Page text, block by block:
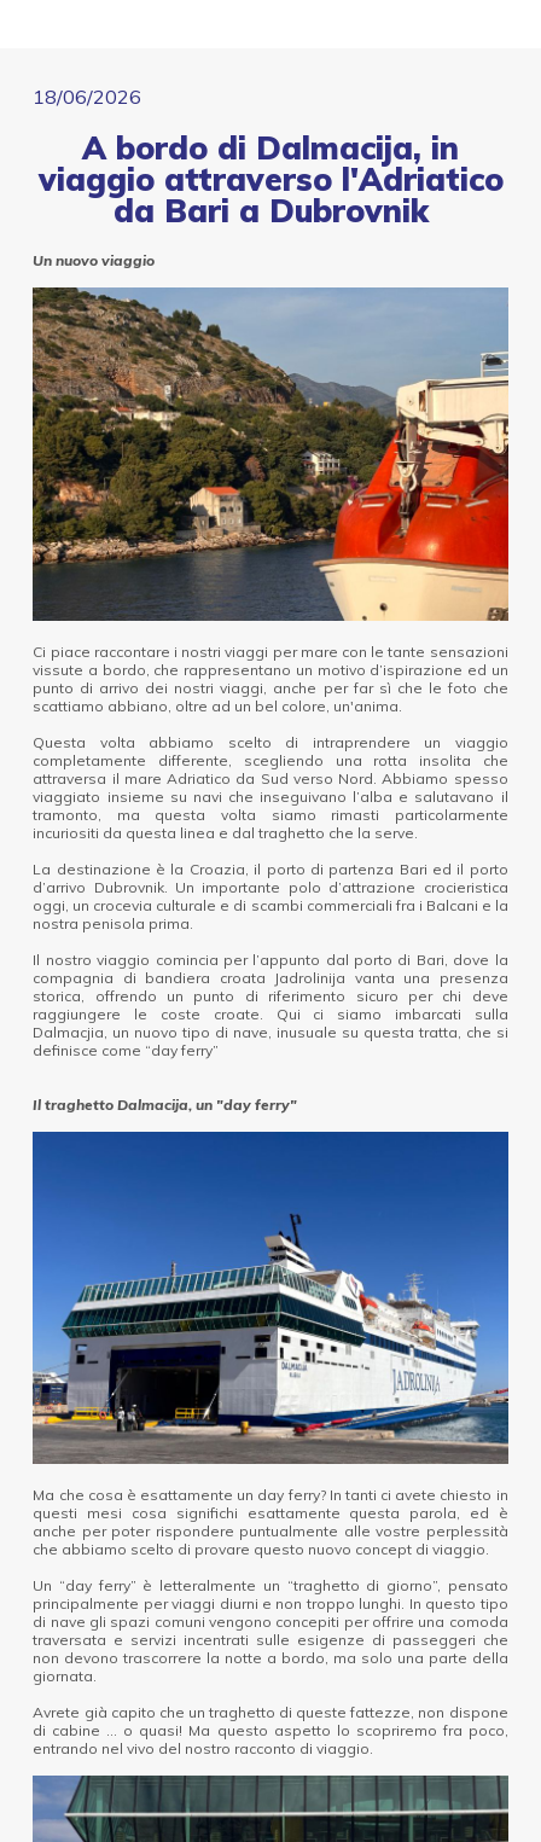
18/06/2026
A bordo di Dalmacija, in
viaggio attraverso l'Adriatico
da Bari a Dubrovnik
Un nuovo viaggio
Ci piace raccontare i nostri viaggi per mare con le tante sensazioni
vissute a bordo, che rappresentano un motivo d’ispirazione ed un
punto di arrivo dei nostri viaggi, anche per far sì che le foto che
scattiamo abbiano, oltre ad un bel colore, un'anima.
Questa volta abbiamo scelto di intraprendere un viaggio
completamente differente, scegliendo una rotta insolita che
attraversa il mare Adriatico da Sud verso Nord. Abbiamo spesso
viaggiato insieme su navi che inseguivano l’alba e salutavano il
tramonto, ma questa volta siamo rimasti particolarmente
incuriositi da questa linea e dal traghetto che la serve.
La destinazione è la Croazia, il porto di partenza Bari ed il porto
d’arrivo Dubrovnik. Un importante polo d’attrazione crocieristica
oggi, un crocevia culturale e di scambi commerciali fra i Balcani e la
nostra penisola prima.
Il nostro viaggio comincia per l’appunto dal porto di Bari, dove la
compagnia di bandiera croata Jadrolinija vanta una presenza
storica, offrendo un punto di riferimento sicuro per chi deve
raggiungere le coste croate. Qui ci siamo imbarcati sulla
Dalmacjia, un nuovo tipo di nave, inusuale su questa tratta, che si
definisce come “day ferry”
Il traghetto Dalmacija, un "day ferry"
Ma che cosa è esattamente un day ferry? In tanti ci avete chiesto in
questi mesi cosa significhi esattamente questa parola, ed è
anche per poter rispondere puntualmente alle vostre perplessità
che abbiamo scelto di provare questo nuovo concept di viaggio.
Un “day ferry” è letteralmente un “traghetto di giorno”, pensato
principalmente per viaggi diurni e non troppo lunghi. In questo tipo
di nave gli spazi comuni vengono concepiti per offrire una comoda
traversata e servizi incentrati sulle esigenze di passeggeri che
non devono trascorrere la notte a bordo, ma solo una parte della
giornata.
Avrete già capito che un traghetto di queste fattezze, non dispone
di cabine … o quasi! Ma questo aspetto lo scopriremo fra poco,
entrando nel vivo del nostro racconto di viaggio.